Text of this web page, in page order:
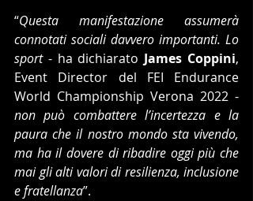
“Questa manifestazione assumerà
connotati sociali davvero importanti. Lo
sport - ha dichiarato James Coppini,
Event Director del FEI Endurance
non può combattere l’incertezza e la
paura che il nostro mondo sta vivendo,
ma ha il dovere di ribadire oggi più che
mai gli alti valori di resilienza, inclusione
e fratellanza”.